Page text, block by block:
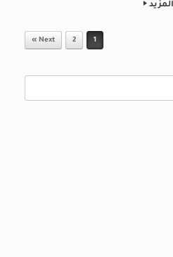
المزيد
1
2
Next »